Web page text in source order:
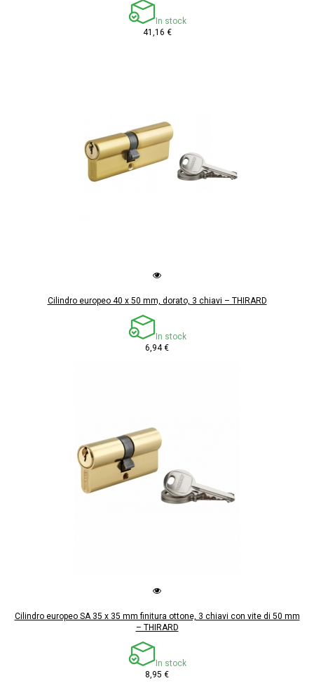
In stock
41,16 €
Cilindro europeo 40 x 50 mm, dorato, 3 chiavi – THIRARD
In stock
6,94 €
Cilindro europeo SA 35 x 35 mm finitura ottone, 3 chiavi con vite di 50 mm
– THIRARD
In stock
8,95 €